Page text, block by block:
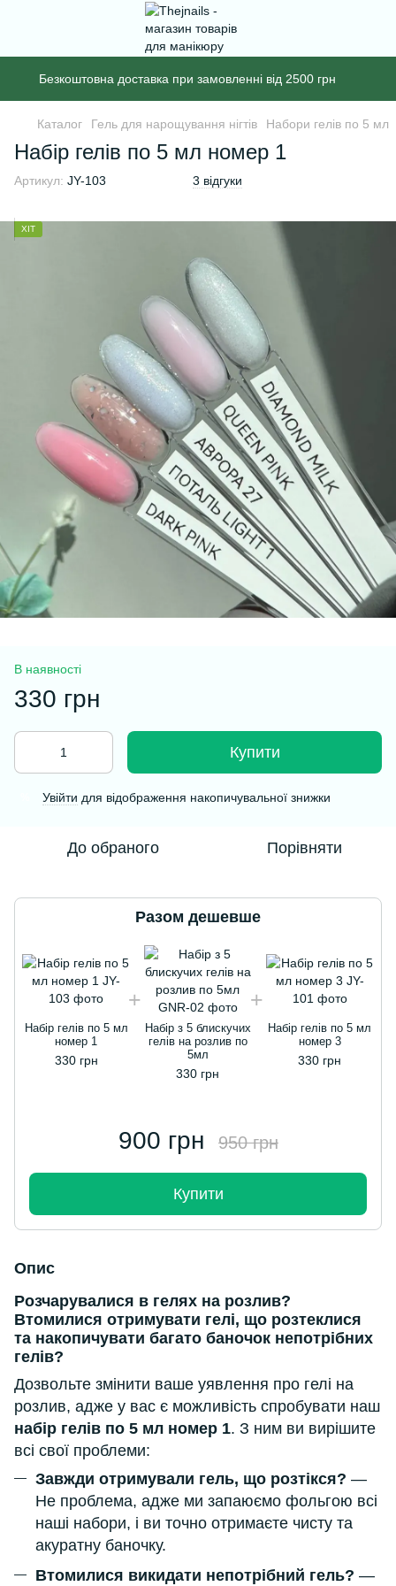
Безкоштовна доставка при замовленні від 2500 грн
Каталог Гель для нарощування нігтів Набори гелів по 5 мл
Набір гелів по 5 мл номер 1
Артикул: JY-103 3 відгуки
ХІТ
В наявності
330 грн
Купити
Увійти для відображення накопичувальної знижки
До обраного Порівняти
Разом дешевше
Набір гелів по 5 мл
номер 1
330 грн
Набір з 5 блискучих
гелів на розлив по
5мл
330 грн
Набір гелів по 5 мл
номер 3
330 грн
900 грн 950 грн
Купити
Опис
Розчарувалися в гелях на розлив?
Втомилися отримувати гелі, що розтеклися
та накопичувати багато баночок непотрібних
гелів?
Дозвольте змінити ваше уявлення про гелі на
розлив, адже у вас є можливість спробувати наш
набір гелів по 5 мл номер 1. З ним ви вирішите
всі свої проблеми:
Завжди отримували гель, що розтікся? —
Не проблема, адже ми запаюємо фольгою всі
наші набори, і ви точно отримаєте чисту та
акуратну баночку.
Втомилися викидати непотрібний гель? —